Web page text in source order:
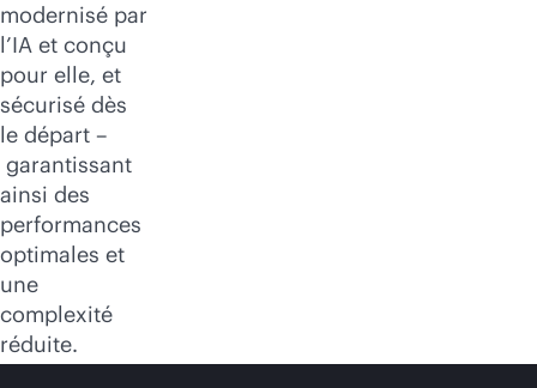
modernisé par
l’IA et conçu
pour elle, et
sécurisé dès
le départ –
garantissant
ainsi des
performances
optimales et
une
complexité
réduite.